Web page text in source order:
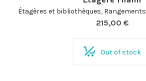
Étagères et bibliothèques, Rangements
215,00 €
Out of stock